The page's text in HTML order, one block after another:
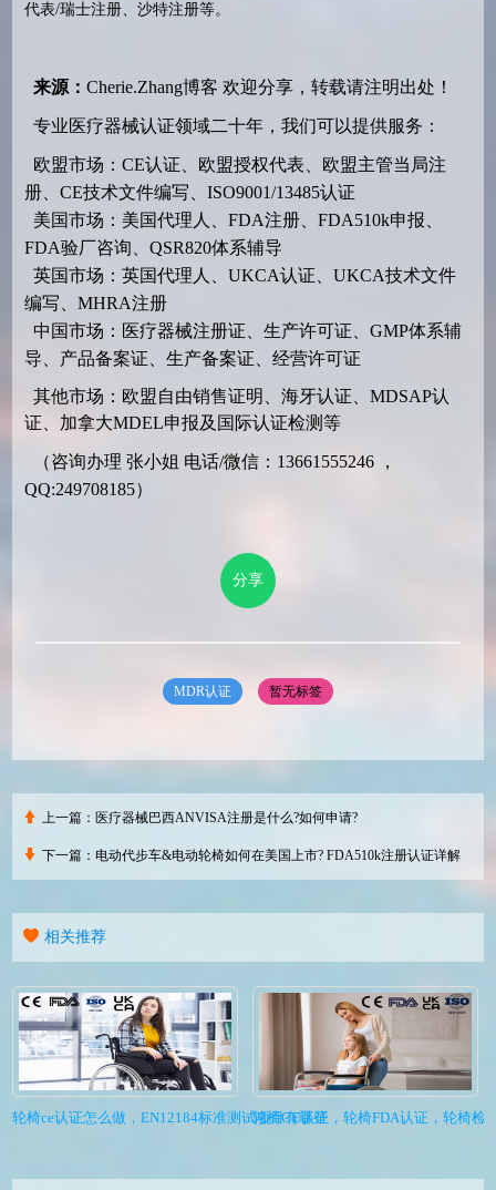
代表/瑞士注册、沙特注册等。
来源： Cherie.Zhang博客 欢迎分享，转载请注明出处！
专业医疗器械认证领域二十年，我们可以提供服务：
欧盟市场：CE认证、欧盟授权代表、欧盟主管当局注
册、CE技术文件编写、ISO9001/13485认证
美国市场：美国代理人、FDA注册、FDA510k申报、
FDA验厂咨询、QSR820体系辅导
英国市场：英国代理人、UKCA认证、UKCA技术文件
编写、MHRA注册
中国市场：医疗器械注册证、生产许可证、GMP体系辅
导、产品备案证、生产备案证、经营许可证
其他市场：欧盟自由销售证明、海牙认证、MDSAP认
证、加拿大MDEL申报及国际认证检测等
（咨询办理 张小姐 电话/微信：13661555246 ，
QQ:249708185）
分享
MDR认证 暂无标签
上一篇： 医疗器械巴西ANVISA注册是什么?如何申请?
下一篇：电动代步车&电动轮椅如何在美国上市? FDA510k注册认证详解
相关推荐
轮椅ce认证怎么做，EN12184标准测试项目有哪些轮椅CE认证，轮椅FDA认证，轮椅检